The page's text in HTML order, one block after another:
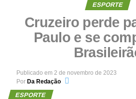
ESPORTE
Cruzeiro perde
Paulo e se
Publicado em 2 de novembro de 2023
Por Da Redação
ESPORTE